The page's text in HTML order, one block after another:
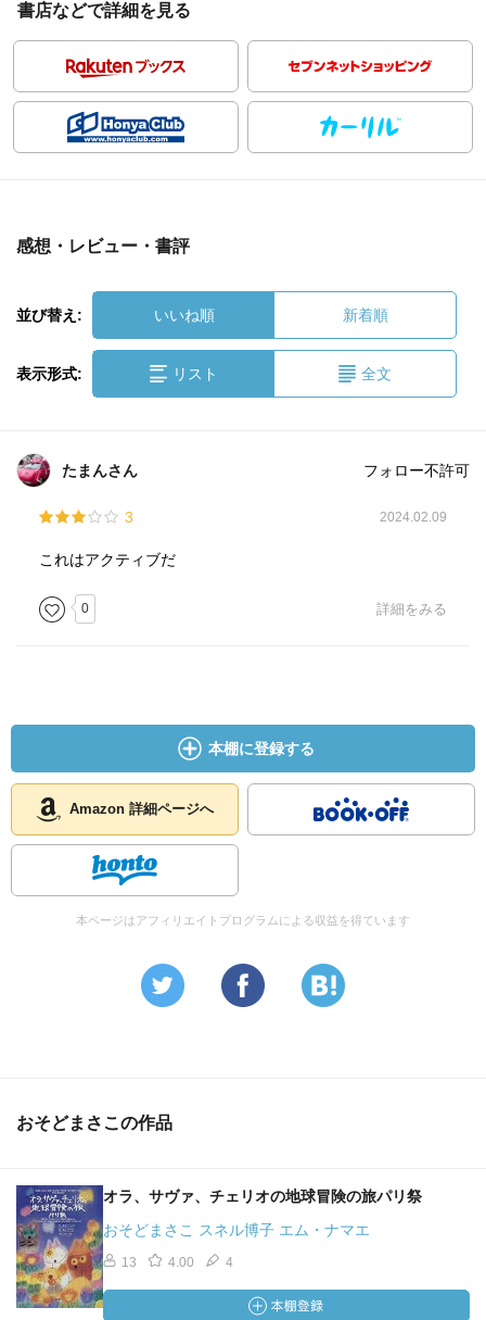
書店などで詳細を見る
感想・レビュー・書評
並び替え: いいね順 新着順
表示形式: リスト 全文
たまんさん フォロー不許可
3 2024.02.09
これはアクティブだ
0 詳細をみる
本棚に登録する
Amazon 詳細ページへ
本ページはアフィリエイトプログラムによる収益を得ています
おそどまさこの作品
オラ、サヴァ、チェリオの地球冒険の旅パリ祭
おそどまさこ スネル博子 エム・ナマエ
13 4.00 4